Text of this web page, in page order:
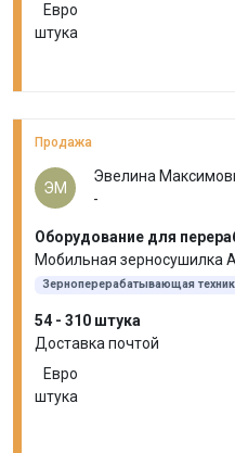
Евро
штука
Продажа
ЭМ
Эвелина
-
Оборудование для
Мобильная зерносушилка
Зерноперерабатывающая
54 - 310 штука
Доставка почтой
Евро
штука